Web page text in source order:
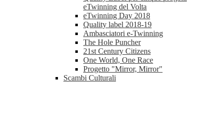
eTwinning del Volta
eTwinning Day 2018
Quality label 2018-19
Ambasciatori e-Twinning
The Hole Puncher
21st Century Citizens
One World, One Race
Progetto "Mirror, Mirror"
Scambi Culturali